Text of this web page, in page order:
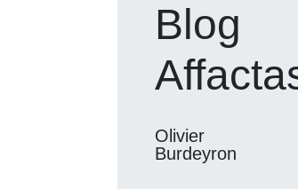
Blog
Olivier
Burdeyron